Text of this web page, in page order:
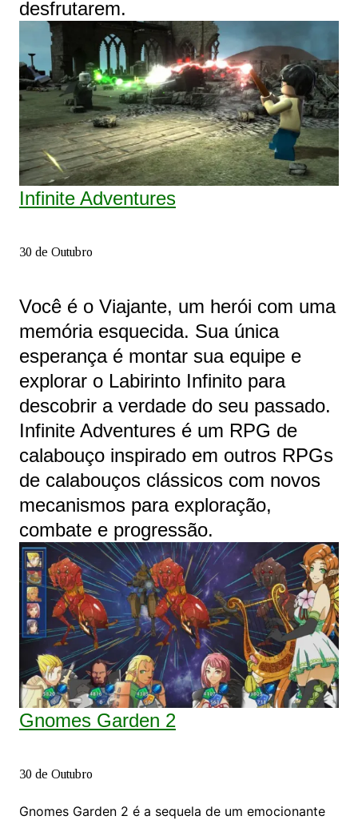
desfrutarem.
Infinite Adventures
30 de Outubro
Você é o Viajante, um herói com uma
memória esquecida. Sua única
esperança é montar sua equipe e
explorar o Labirinto Infinito para
descobrir a verdade do seu passado.
Infinite Adventures é um RPG de
calabouço inspirado em outros RPGs
de calabouços clássicos com novos
mecanismos para exploração,
combate e progressão.
Gnomes Garden 2
30 de Outubro
Gnomes Garden 2 é a sequela de um emocionante